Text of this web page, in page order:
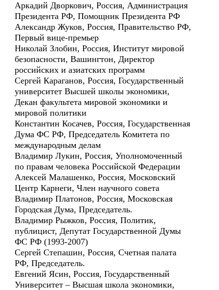
Аркадий Дворкович, Россия, Администрация
Президента РФ, Помощник Президента РФ
Александр Жуков, Россия, Правительство РФ,
Первый вице-премьер
Николай Злобин, Россия, Институт мировой
безопасности, Вашингтон, Директор
российских и азиатских программ
Сергей Караганов, Россия, Государственный
университет Высшей школы экономики,
Декан факультета мировой экономики и
мировой политики
Константин Косачев, Россия, Государственная
Дума ФС РФ, Председатель Комитета по
международным делам
Владимир Лукин, Россия, Уполномоченный
по правам человека Российской Федерации
Алексей Малашенко, Россия, Московский
Центр Карнеги, Член научного совета
Владимир Платонов, Россия, Московская
Городская Дума, Председатель.
Владимир Рыжков, Россия, Политик,
публицист, Депутат Государственной Думы
ФС РФ (1993-2007)
Сергей Степашин, Россия, Счетная палата
РФ, Председатель.
Евгений Ясин, Россия, Государственный
Университет – Высшая школа экономики,